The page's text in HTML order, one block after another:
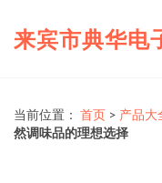
来宾市典华电
当前位置： 首页 > 产品大
然调味品的理想选择